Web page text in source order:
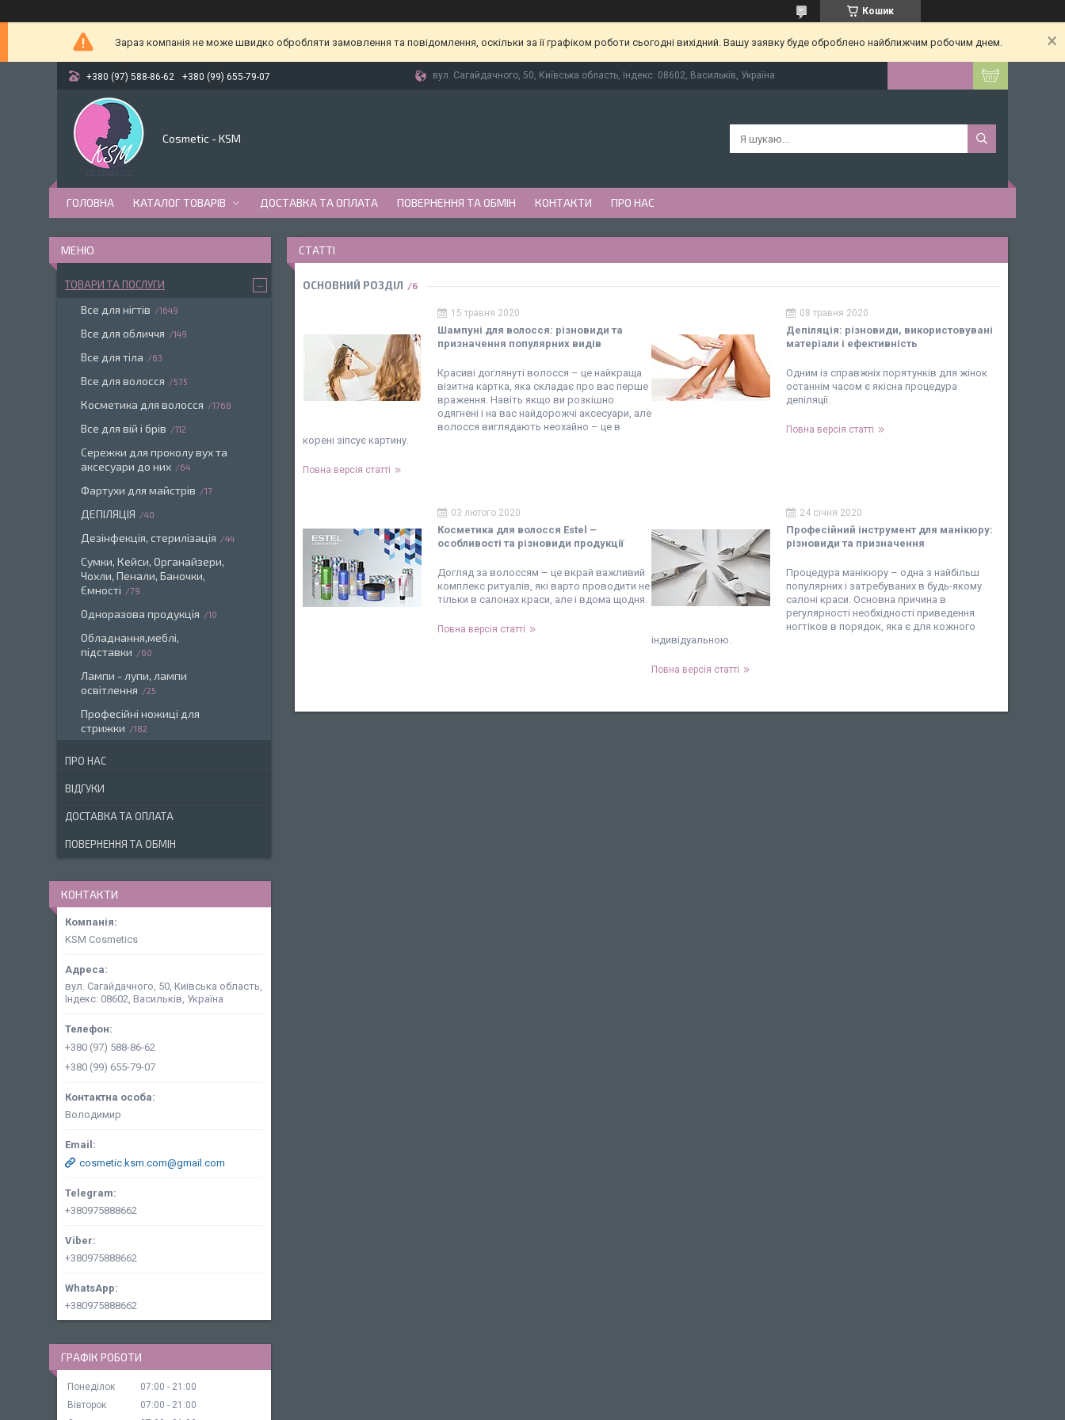
Кошик
Зараз компанія не може швидко обробляти замовлення та повідомлення, оскільки за її графіком роботи сьогодні вихідний. Вашу заявку буде оброблено найближчим робочим днем.
+380 (97) 588-86-62 +380 (99) 655-79-07 вул. Сагайдачного, 50, Київська область, Індекс: 08602, Васильків, Україна
Cosmetic - KSM
ГОЛОВНА КАТАЛОГ ТОВАРІВ ДОСТАВКА ТА ОПЛАТА ПОВЕРНЕННЯ ТА ОБМІН КОНТАКТИ ПРО НАС
СТАТТІ
ОСНОВНИЙ РОЗДІЛ 6
15 травня 2020
Шампуні для волосся: різновиди та
призначення популярних видів
Красиві доглянуті волосся – це найкраща
візитна картка, яка складає про вас перше
враження. Навіть якщо ви розкішно
одягнені і на вас найдорожчі аксесуари, але
волосся виглядають неохайно – це в
корені зіпсує картину.
Повна версія статті
08 травня 2020
Депіляція: різновиди, використовувані
матеріали і ефективність
Одним із справжніх порятунків для жінок
останнім часом є якісна процедура
депіляції.
Повна версія статті
03 лютого 2020
Косметика для волосся Estel –
особливості та різновиди продукції
Догляд за волоссям – це вкрай важливий
комплекс ритуалів, які варто проводити не
тільки в салонах краси, але і вдома щодня.
Повна версія статті
24 січня 2020
Професійний інструмент для манікюру:
різновиди та призначення
Процедура манікюру – одна з найбільш
популярних і затребуваних в будь-якому
салоні краси. Основна причина в
регулярності необхідності приведення
ногтіков в порядок, яка є для кожного
індивідуальною.
Повна версія статті
ТОВАРИ ТА ПОСЛУГИ
Все для нігтів 1649
Все для обличчя 149
Все для тіла 63
Все для волосся 575
Косметика для волосся 1768
Все для вій і брів 112
Сережки для проколу вух та
аксесуари до них
64
Фартухи для майстрів 17
ДЕПІЛЯЦІЯ 40
Дезінфекція, стерилізація 44
Сумки, Кейси, Органайзери,
Чохли, Пенали, Баночки,
Ємності
79
Одноразова продукція 10
Обладнання,меблі,
підставки
60
Лампи - лупи, лампи
освітлення
25
Професійні ножиці для
стрижки
182
ПРО НАС
ВІДГУКИ
ДОСТАВКА ТА ОПЛАТА
ПОВЕРНЕННЯ ТА ОБМІН
КОНТАКТИ
KSM Cosmetics
вул. Сагайдачного, 50, Київська область,
Індекс: 08602, Васильків, Україна
+380 (97) 588-86-62
+380 (99) 655-79-07
Володимир
cosmetic.ksm.com@gmail.com
+380975888662
+380975888662
+380975888662
ГРАФІК РОБОТИ
Понеділок 07:00
21:00
Вівторок
07:00
21:00